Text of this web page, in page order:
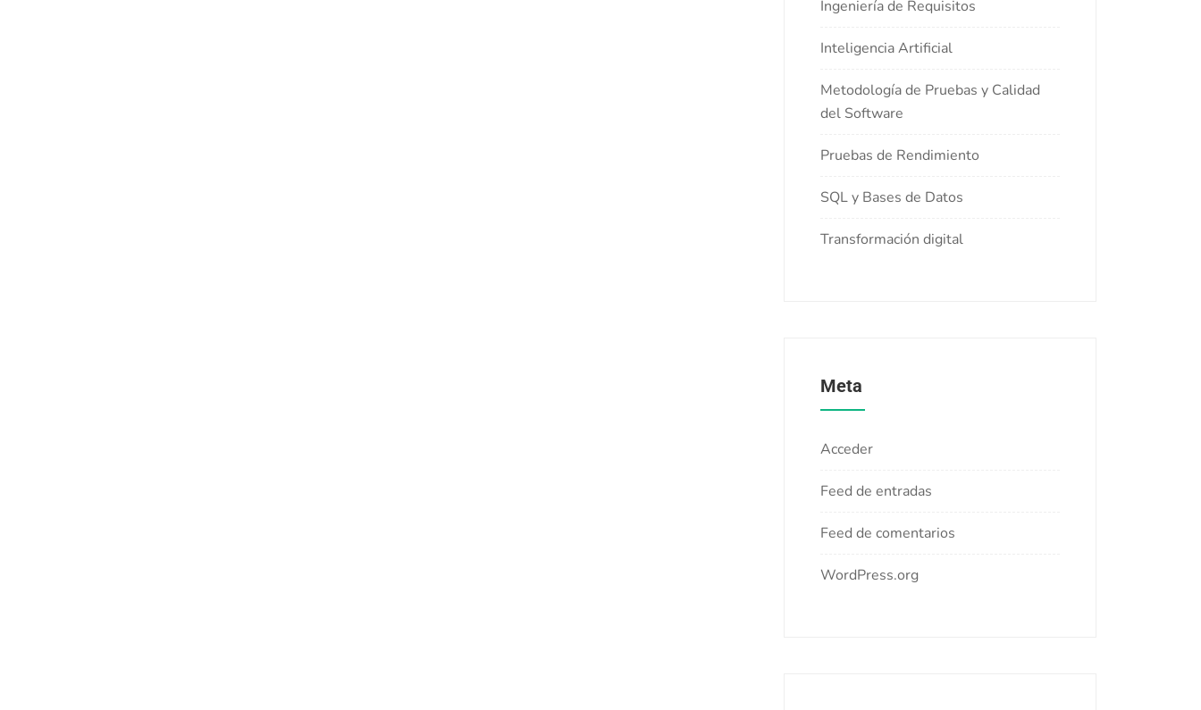
Ingeniería de Requisitos
Inteligencia Artificial
Metodología de Pruebas y Calidad
del Software
Pruebas de Rendimiento
SQL y Bases de Datos
Transformación digital
Meta
Acceder
Feed de entradas
Feed de comentarios
WordPress.org